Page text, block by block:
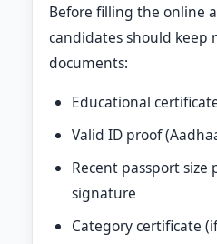
Before filling the online
candidates should keep
documents:
Educational
Valid ID proof
Recent passport
signature
Category certificate